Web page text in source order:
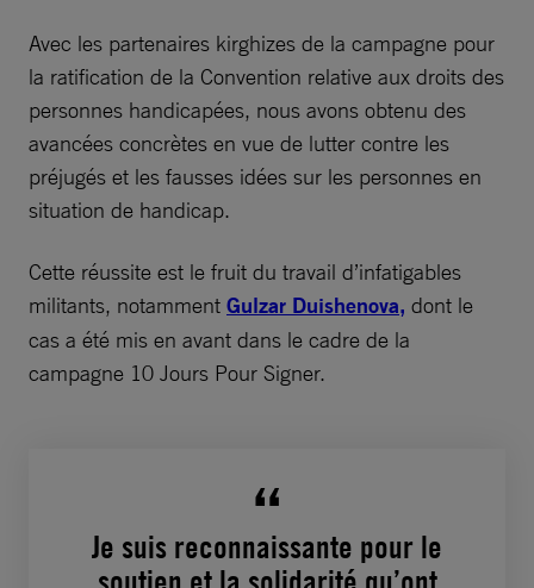
Avec les partenaires kirghizes de la campagne pour
la ratification de la Convention relative aux droits des
personnes handicapées, nous avons obtenu des
avancées concrètes en vue de lutter contre les
préjugés et les fausses idées sur les personnes en
situation de handicap.
Cette réussite est le fruit du travail d’infatigables
militants, notamment Gulzar Duishenova, dont le
cas a été mis en avant dans le cadre de la
campagne 10 Jours Pour Signer.
Je suis reconnaissante pour le